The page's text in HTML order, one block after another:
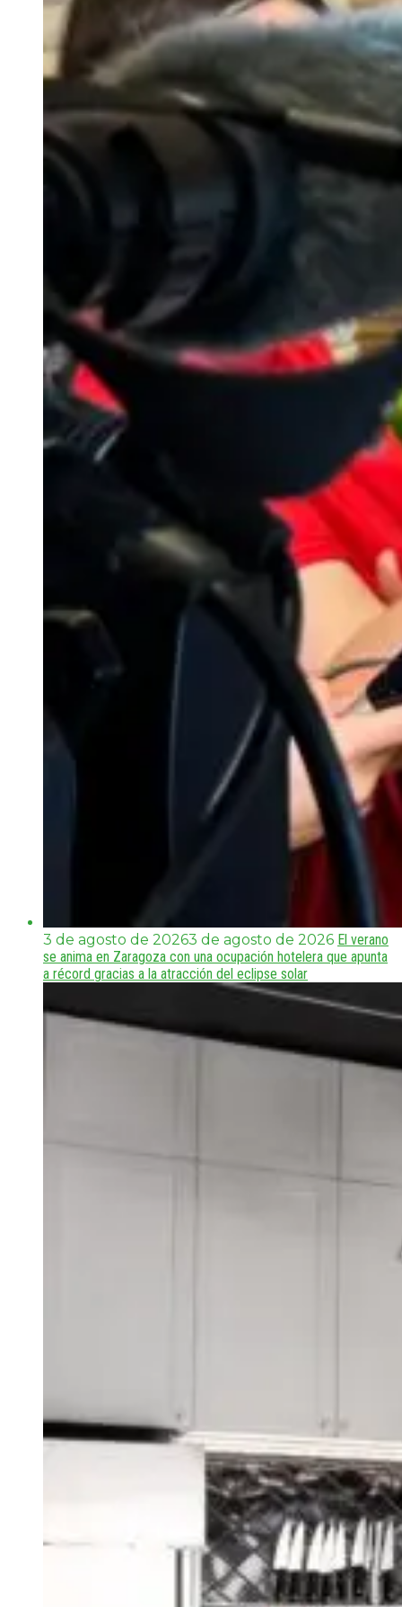
3 de agosto de 20263 de agosto de 2026 El verano
se anima en Zaragoza con una ocupación hotelera que apunta
a récord gracias a la atracción del eclipse solar